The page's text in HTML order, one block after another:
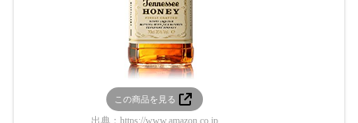
この商品を見る
出典： https://www.amazon.co.jp